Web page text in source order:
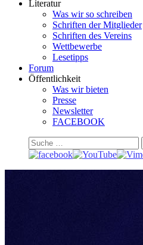
Literatur
Was wir so schreiben
Schriften der Mitglieder
Schriften des Vereins
Wettbewerbe
Lesetipps
Forum
Öffentlichkeit
Was wir bieten
Presse
Newsletter
FACEBOOK
Suchen